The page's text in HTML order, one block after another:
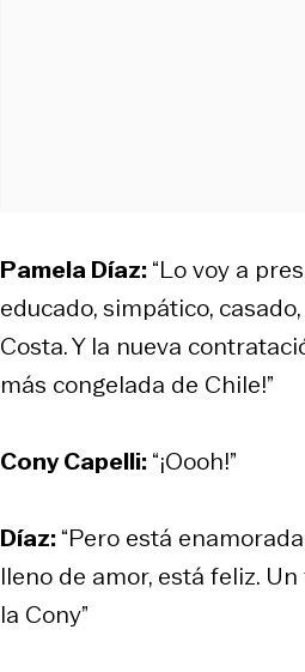
Pamela Díaz:“Lo voy a
educado, simpático,
Costa. Y la nueva
más congelada de Chile!”
Cony Capelli:“¡Oooh!”
Díaz:“Pero está
lleno de amor, está feliz.
la Cony”